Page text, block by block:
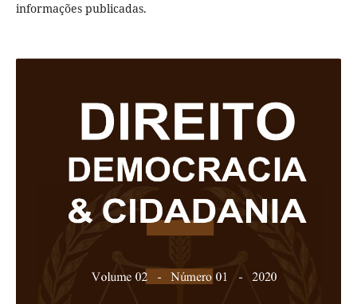
informações publicadas.